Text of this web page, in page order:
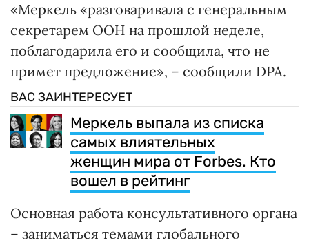
«Меркель «разговаривала с генеральным
секретарем ООН на прошлой неделе,
поблагодарила его и сообщила, что не
примет предложение», – сообщили DPA.
ВАС ЗАИНТЕРЕСУЕТ
Меркель выпала из списка
самых влиятельных
женщин мира от Forbes. Кто
вошел в рейтинг
Основная работа консультативного органа
– заниматься темами глобального